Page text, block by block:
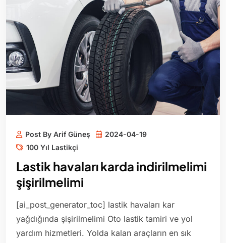
Post By Arif Güneş
2024-04-19
100 Yıl Lastikçi
Lastik havaları karda indirilmelimi
şişirilmelimi
[ai_post_generator_toc] lastik havaları kar
yağdığında şişirilmelimi Oto lastik tamiri ve yol
yardım hizmetleri. Yolda kalan araçların en sık